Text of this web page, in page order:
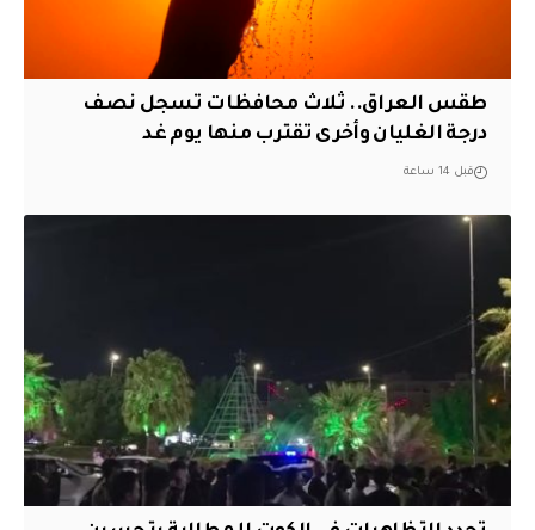
طقس العراق.. ثلاث محافظات تسجل نصف
درجة الغليان وأخرى تقترب منها يوم غد
قبل 14 ساعة